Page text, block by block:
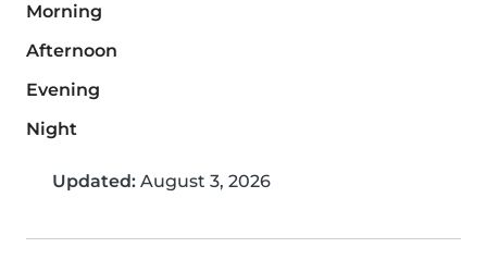
Morning
Afternoon
Evening
Night
Updated: August 3, 2026